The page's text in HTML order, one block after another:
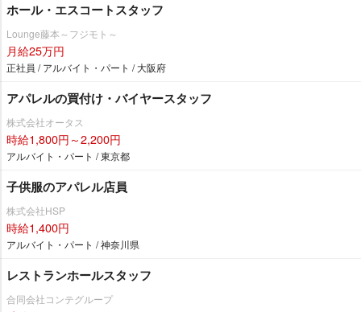
ホール・エスコートスタッフ
Lounge藤本～フジモト～
月給25万円
正社員 / アルバイト・パート / 大阪府
アパレルの買付け・バイヤースタッフ
株式会社オータス
時給1,800円～2,200円
アルバイト・パート / 東京都
子供服のアパレル店員
株式会社HSP
時給1,400円
アルバイト・パート / 神奈川県
レストランホールスタッフ
合同会社コンテグループ